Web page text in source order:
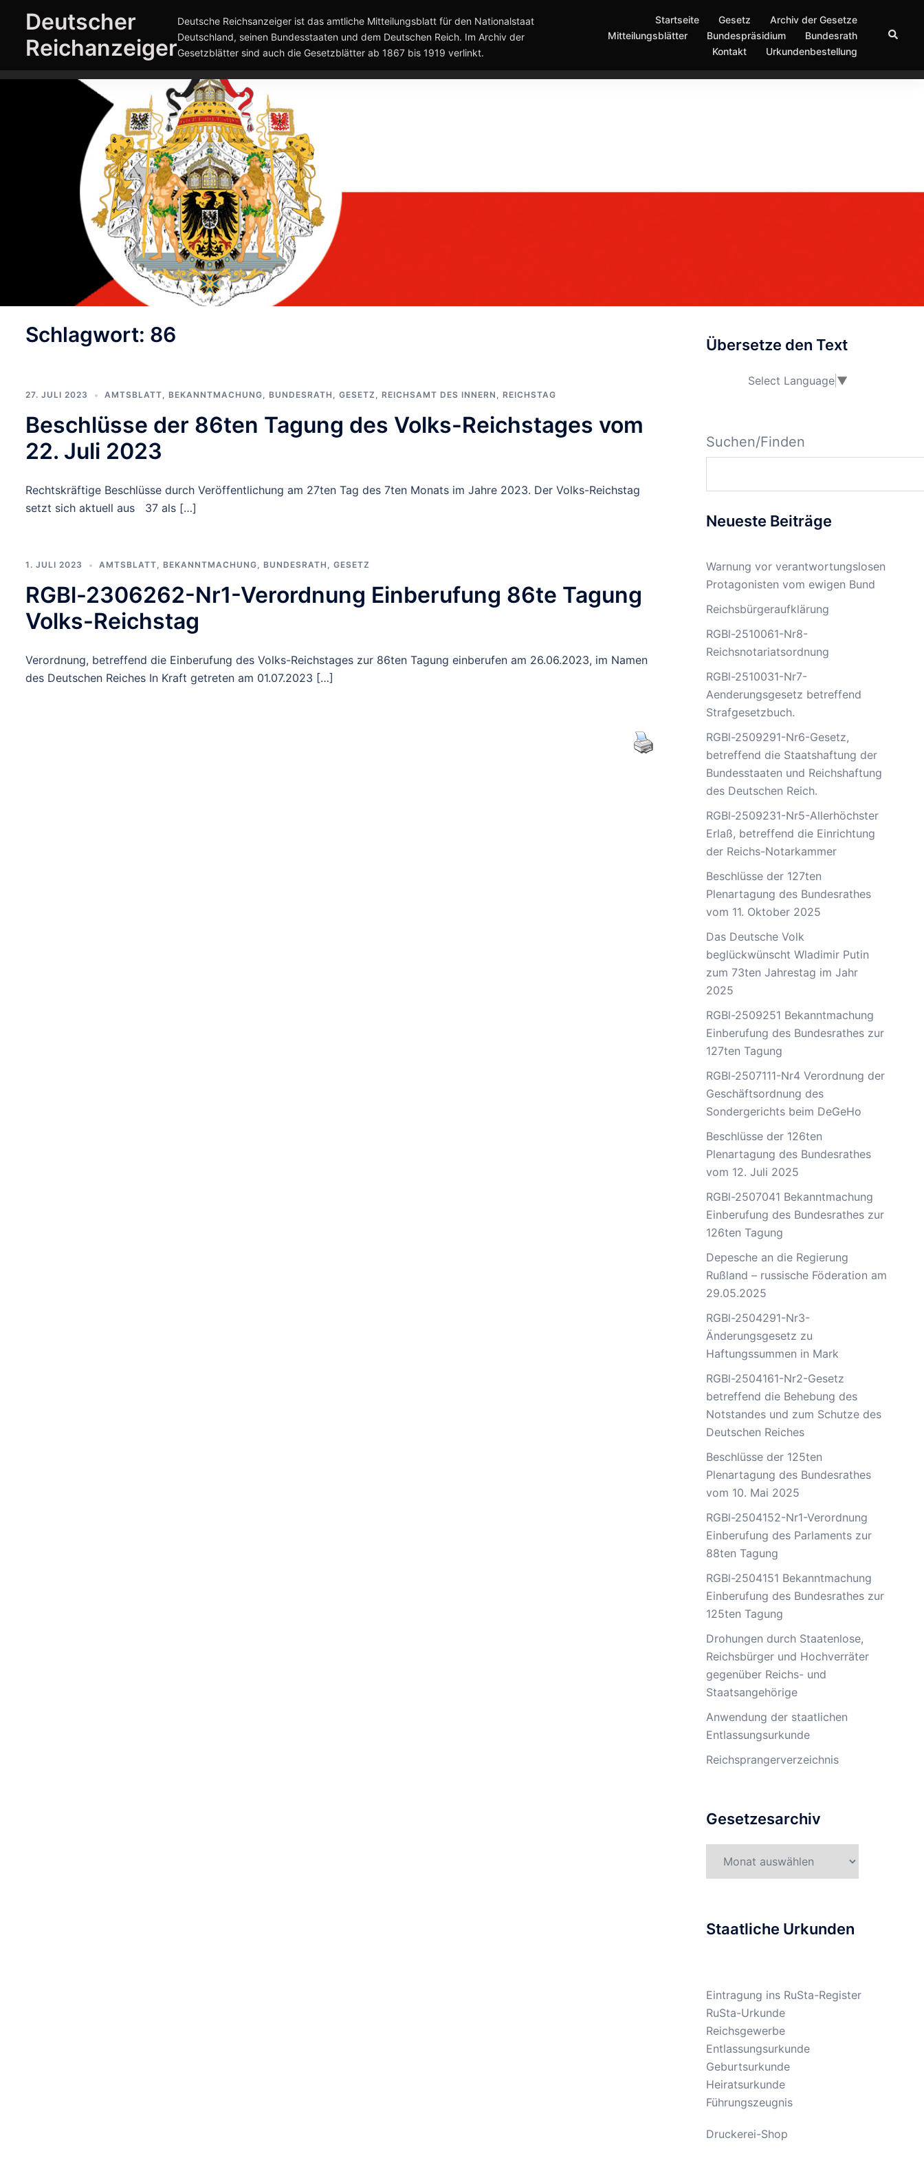
Inhalt
springen
Deutscher
Reichanzeiger
Deutsche Reichsanzeiger ist das amtliche Mitteilungsblatt für den Nationalstaat
Deutschland, seinen Bundesstaaten und dem Deutschen Reich. Im Archiv der
Gesetzblätter sind auch die Gesetzblätter ab 1867 bis 1919 verlinkt.
Startseite Gesetz
Archiv der Gesetze
Mitteilungsblätter
Bundespräsidium
Bundesrath
Kontakt
Urkundenbestellung
Suche
Schlagwort: 86
27. JULI 2023 AMTSBLATT, BEKANNTMACHUNG, BUNDESRATH , GESETZ , REICHSAMT DES INNERN , REICHSTAG
Beschlüsse der 86ten Tagung des Volks-Reichstages vom
22. Juli 2023
Rechtskräftige Beschlüsse durch Veröffentlichung am 27ten Tag des 7ten Monats im Jahre 2023. Der Volks-Reichstag
setzt sich aktuell aus 37 als […]
1. JULI 2023 AMTSBLATT, BEKANNTMACHUNG, BUNDESRATH , GESETZ
RGBl-2306262-Nr1-Verordnung Einberufung 86te Tagung
Volks-Reichstag
Verordnung, betreffend die Einberufung des Volks-Reichstages zur 86ten Tagung einberufen am 26.06.2023, im Namen
des Deutschen Reiches In Kraft getreten am 01.07.2023 […]
Übersetze den Text
Select Language ▼
Suchen/Finden
Neueste Beiträge
Warnung vor verantwortungslosen
Protagonisten vom ewigen Bund
Reichsbürgeraufklärung
RGBl-2510061-Nr8-
Reichsnotariatsordnung
RGBl-2510031-Nr7-
Aenderungsgesetz betreffend
Strafgesetzbuch.
RGBl-2509291-Nr6-Gesetz,
betreffend die Staatshaftung der
Bundesstaaten und Reichshaftung
des Deutschen Reich.
RGBl-2509231-Nr5-Allerhöchster
Erlaß, betreffend die Einrichtung
der Reichs-Notarkammer
Beschlüsse der 127ten
Plenartagung des Bundesrathes
vom 11. Oktober 2025
Das Deutsche Volk
beglückwünscht Wladimir Putin
zum 73ten Jahrestag im Jahr
2025
RGBl-2509251 Bekanntmachung
Einberufung des Bundesrathes zur
127ten Tagung
RGBl-2507111-Nr4 Verordnung der
Geschäftsordnung des
Sondergerichts beim DeGeHo
Beschlüsse der 126ten
Plenartagung des Bundesrathes
vom 12. Juli 2025
RGBl-2507041 Bekanntmachung
Einberufung des Bundesrathes zur
126ten Tagung
Depesche an die Regierung
Rußland – russische Föderation am
29.05.2025
RGBl-2504291-Nr3-
Änderungsgesetz zu
Haftungssummen in Mark
RGBl-2504161-Nr2-Gesetz
betreffend die Behebung des
Notstandes und zum Schutze des
Deutschen Reiches
Beschlüsse der 125ten
Plenartagung des Bundesrathes
vom 10. Mai 2025
RGBl-2504152-Nr1-Verordnung
Einberufung des Parlaments zur
88ten Tagung
RGBl-2504151 Bekanntmachung
Einberufung des Bundesrathes zur
125ten Tagung
Drohungen durch Staatenlose,
Reichsbürger und Hochverräter
gegenüber Reichs- und
Staatsangehörige
Anwendung der staatlichen
Entlassungsurkunde
Reichsprangerverzeichnis
Gesetzesarchiv
Staatliche Urkunden
Eintragung ins RuSta-Register
RuSta-Urkunde
Reichsgewerbe
Entlassungsurkunde
Geburtsurkunde
Heiratsurkunde
Führungszeugnis
Druckerei-Shop